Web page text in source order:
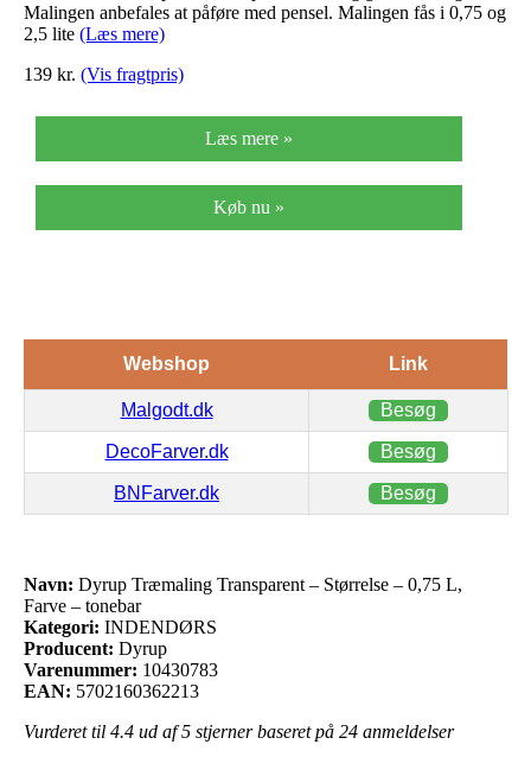
0,75 L, Farve
Malingen anbefales at påføre med pensel. Malingen fås i 0,75 og
2,5 lite (Læs mere)
139 kr. (Vis fragtpris)
Læs mere »
Køb nu »
Webshop Link
Malgodt.dk Besøg
DecoFarver.dk Besøg
BNFarver.dk Besøg
Navn: Dyrup Træmaling Transparent – Størrelse – 0,75 L,
Farve – tonebar
Kategori: INDENDØRS
Producent: Dyrup
Varenummer: 10430783
EAN: 5702160362213
Vurderet til 4.4 ud af 5 stjerner baseret på 24 anmeldelser